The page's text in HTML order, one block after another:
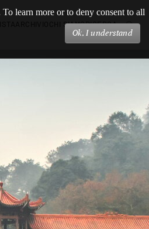
CHI SIAMORICERCA
learn more or to deny consent to all
Ok, I understand